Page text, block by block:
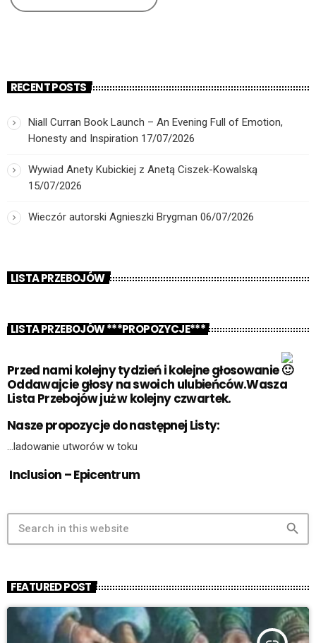
RECENT POSTS
Niall Curran Book Launch – An Evening Full of Emotion,
Honesty and Inspiration 17/07/2026
Wywiad Anety Kubickiej z Anetą Ciszek-Kowalską
15/07/2026
Wieczór autorski Agnieszki Brygman 06/07/2026
LISTA PRZEBOJÓW
LISTA PRZEBOJÓW ***PROPOZYCJE***
Przed nami kolejny tydzień i kolejne głosowanie
Oddawajcie głosy na swoich ulubieńców.Wasza
Lista Przebojów już w kolejny czwartek.
Nasze propozycje do następnej Listy:
…ladowanie utworów w toku
Inclusion – Epicentrum
search
FEATURED POST